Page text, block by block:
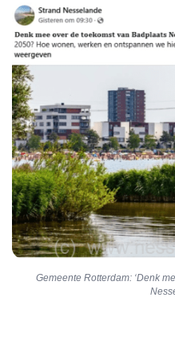
Gemeente Rotterdam: ‘Denk